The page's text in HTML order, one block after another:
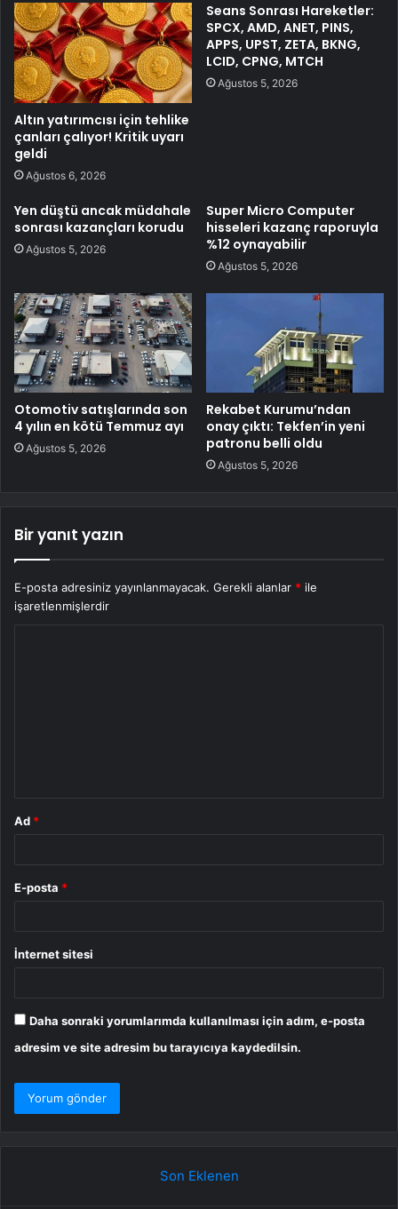
Altın yatırımcısı için tehlike
çanları çalıyor! Kritik uyarı
geldi
Ağustos 6, 2026
Seans Sonrası Hareketler:
SPCX, AMD, ANET, PINS,
APPS, UPST, ZETA, BKNG,
LCID, CPNG, MTCH
Ağustos 5, 2026
Yen düştü ancak müdahale
sonrası kazançları korudu
Ağustos 5, 2026
Super Micro Computer
hisseleri kazanç raporuyla
%12 oynayabilir
Ağustos 5, 2026
Otomotiv satışlarında son
4 yılın en kötü Temmuz ayı
Ağustos 5, 2026
Rekabet Kurumu’ndan
onay çıktı: Tekfen’in yeni
patronu belli oldu
Ağustos 5, 2026
Bir yanıt yazın
E-posta adresiniz yayınlanmayacak. Gerekli alanlar * ile
işaretlenmişlerdir
Ad *
E-posta *
İnternet sitesi
Daha sonraki yorumlarımda kullanılması için adım, e-posta
adresim ve site adresim bu tarayıcıya kaydedilsin.
Son Eklenen